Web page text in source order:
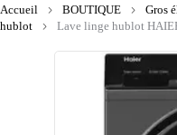
Accueil BOUTIQUE Gros
hublot
Lave linge hublot